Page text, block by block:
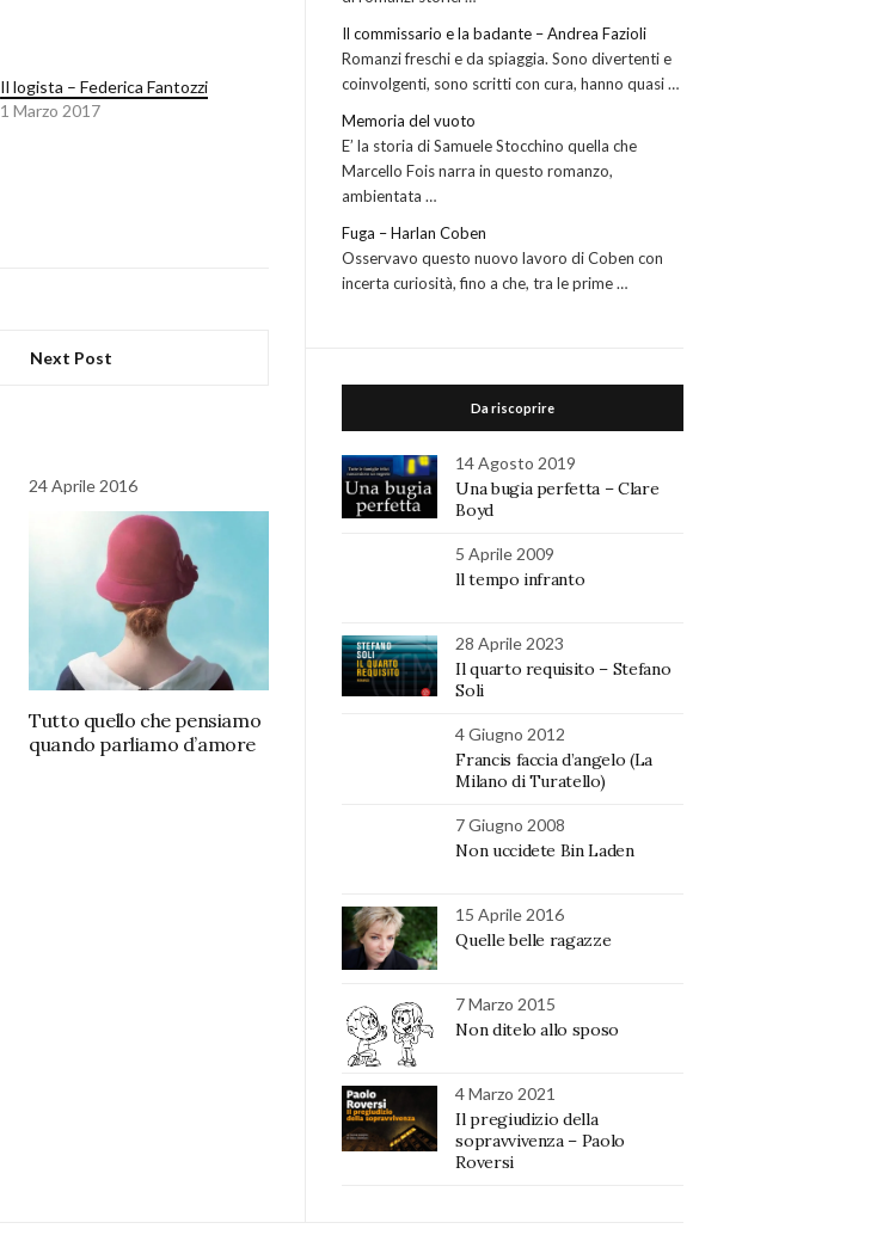
Il logista – Federica Fantozzi
1 Marzo 2017
Next Post
24 Aprile 2016
Tutto quello che pensiamo
quando parliamo d’amore
Il commissario e la badante – Andrea Fazioli
Romanzi freschi e da spiaggia. Sono divertenti e
coinvolgenti, sono scritti con cura, hanno quasi …
Memoria del vuoto
E’ la storia di Samuele Stocchino quella che
Marcello Fois narra in questo romanzo,
ambientata …
Fuga – Harlan Coben
Osservavo questo nuovo lavoro di Coben con
incerta curiosità, fino a che, tra le prime …
Da riscoprire
14 Agosto 2019
Una bugia perfetta – Clare
Boyd
5 Aprile 2009
ll tempo infranto
28 Aprile 2023
Il quarto requisito – Stefano
Soli
4 Giugno 2012
Francis faccia d’angelo (La
Milano di Turatello)
7 Giugno 2008
Non uccidete Bin Laden
15 Aprile 2016
Quelle belle ragazze
7 Marzo 2015
Non ditelo allo sposo
4 Marzo 2021
Il pregiudizio della
sopravvivenza – Paolo
Roversi